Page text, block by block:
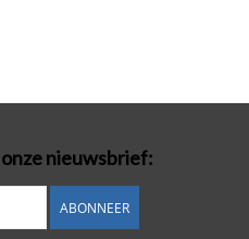
nieuwsbrief:
ABONNEER